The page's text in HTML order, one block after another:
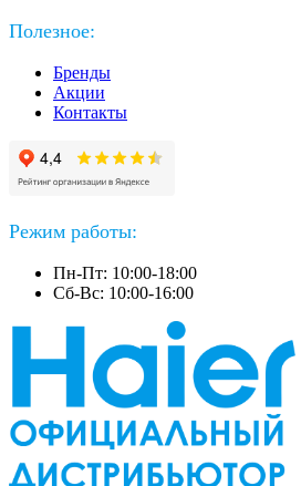
Полезное:
Бренды
Акции
Контакты
Режим работы:
Пн-Пт: 10:00-18:00
Сб-Вс: 10:00-16:00